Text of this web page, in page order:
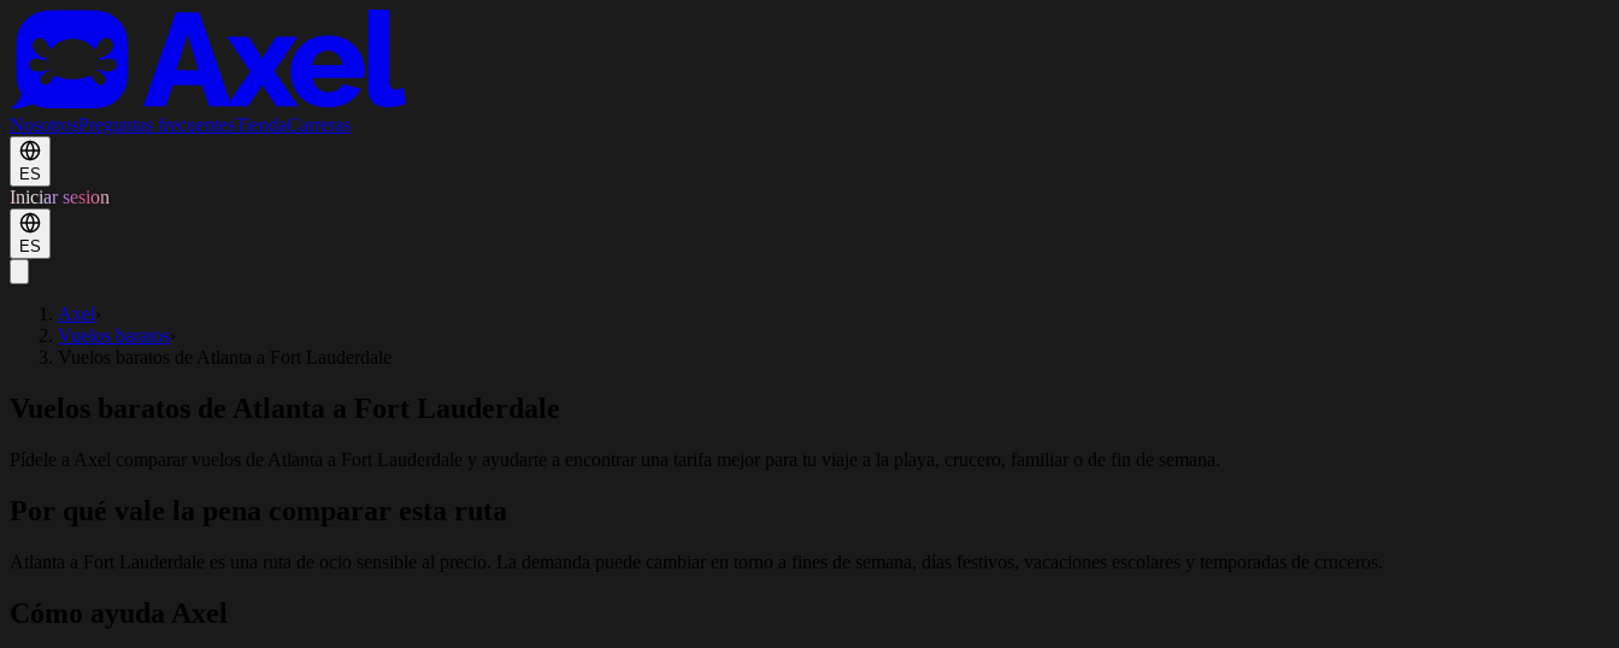
NosotrosPreguntas frecuentesTiendaCarreras
ES
Iniciar sesion
ES
Axel ›
Vuelos baratos›
Vuelos baratos de Atlanta a Fort Lauderdale
Vuelos baratos de Atlanta a Fort Lauderdale
Pídele a Axel comparar vuelos de Atlanta a Fort Lauderdale y ayudarte a encontrar una tarifa mejor para tu viaje a la playa, crucero, familiar o de fin de semana.
Por qué vale la pena comparar esta ruta
Atlanta a Fort Lauderdale es una ruta de ocio sensible al precio. La demanda puede cambiar en torno a fines de semana, días festivos, vacaciones escolares y temporadas de cruceros.
Cómo ayuda Axel